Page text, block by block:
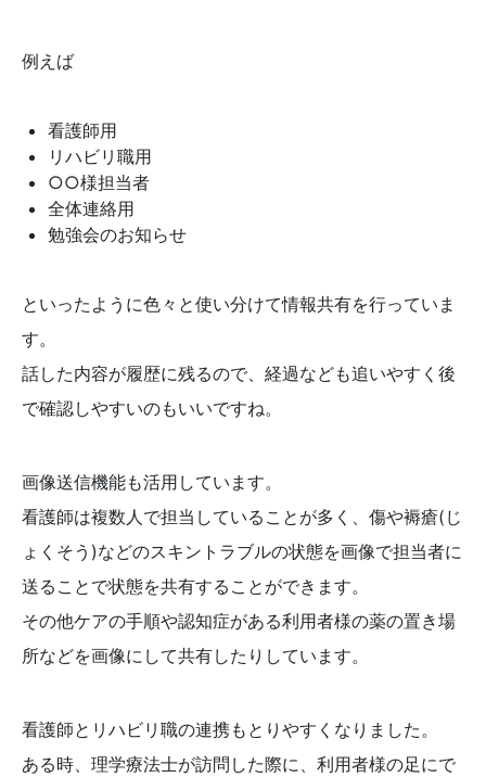
例えば
看護師用
リハビリ職用
○○様担当者
全体連絡用
勉強会のお知らせ
といったように色々と使い分けて情報共有を行っていま
す。
話した内容が履歴に残るので、経過なども追いやすく後
で確認しやすいのもいいですね。
画像送信機能も活用しています。
看護師は複数人で担当していることが多く、傷や褥瘡(じ
ょくそう)などのスキントラブルの状態を画像で担当者に
送ることで状態を共有することができます。
その他ケアの手順や認知症がある利用者様の薬の置き場
所などを画像にして共有したりしています。
看護師とリハビリ職の連携もとりやすくなりました。
ある時、理学療法士が訪問した際に、利用者様の足にで